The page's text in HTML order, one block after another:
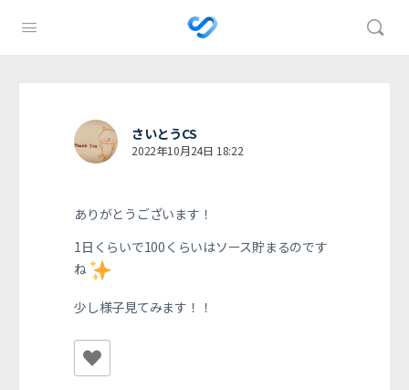
さいとうCS
2022年10月24日 18:22
ありがとうございます！
1日くらいで100くらいはソース貯まるのです
ね
少し様子見てみます！！